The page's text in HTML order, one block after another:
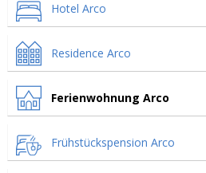
Hotel Arco
Residence Arco
Ferienwohnung Arco
Frühstückspension Arco